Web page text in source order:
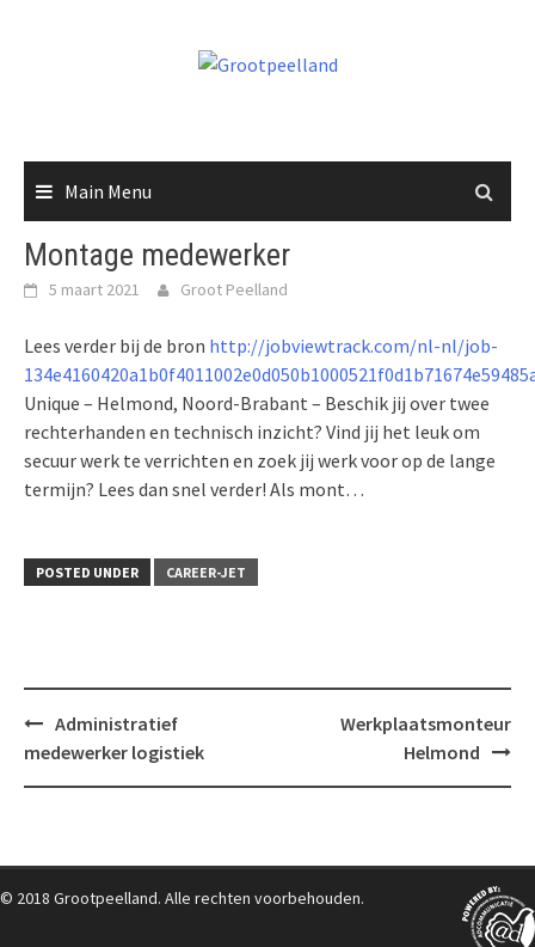
Main Menu
Montage medewerker
5 maart 2021 Groot Peelland
Lees verder bij de bron http://jobviewtrack.com/nl-nl/job-
Unique – Helmond, Noord-Brabant – Beschik jij over twee
rechterhanden en technisch inzicht? Vind jij het leuk om
secuur werk te verrichten en zoek jij werk voor op de lange
termijn? Lees dan snel verder! Als mont…
POSTED UNDER CAREER-JET
Post
navigation
Administratief
medewerker logistiek
Werkplaatsmonteur
Helmond
© 2018 Grootpeelland. Alle rechten voorbehouden.